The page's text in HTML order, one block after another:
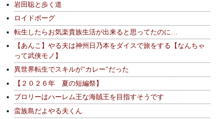
岩田聡と歩く道
ロイドボーグ
転生したらお気楽貴族生活が出来ると思ってたのに…
【あんこ】やる夫は神州日乃本をダイスで旅をする【なんちゃ
って武侠モノ】
異世界転生でスキルが"カレー"だった
【２０２６年 夏の短編祭】
ブロリーはハーレム王な海賊王を目指すそうです
蛮族島だよやる夫くん